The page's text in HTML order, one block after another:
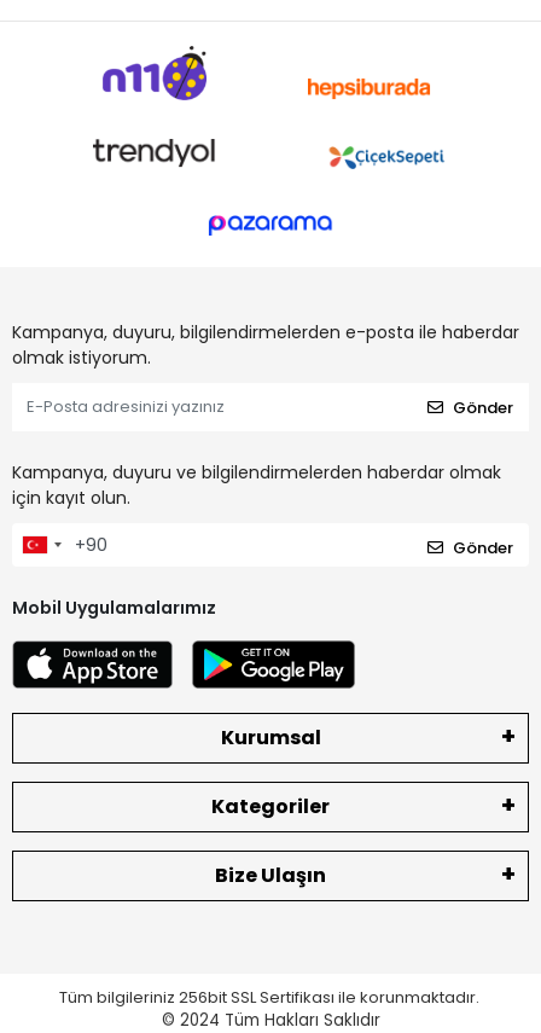
Kampanya, duyuru, bilgilendirmelerden e-posta ile haberdar
olmak istiyorum.
Gönder
Kampanya, duyuru ve bilgilendirmelerden haberdar olmak
için kayıt olun.
Gönder
Mobil Uygulamalarımız
Kurumsal
Kategoriler
Bize Ulaşın
Tüm bilgileriniz 256bit SSL Sertifikası ile korunmaktadır.
© 2024 Tüm Hakları Saklıdır